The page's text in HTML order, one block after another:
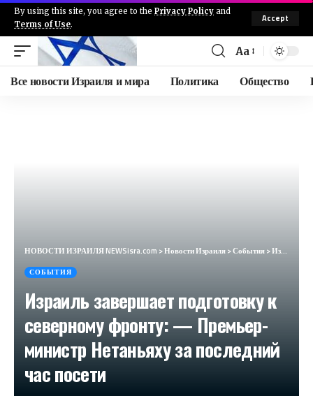
By using this site, you agree to the Privacy Policy and
Terms of Use.
Accept
Aa
Все новости Израиля и мира Политика Общество
НОВОСТИ ИЗРАИЛЯ NEWSisra.com >Новости Израиля>События>Израиль завершает подготовку к северному фронту: — Премьер-министр Нетаньяху за последний час посети
СОБЫТИЯ
Израиль завершает подготовку к
северному фронту: — Премьер-
министр Нетаньяху за последний
час посети